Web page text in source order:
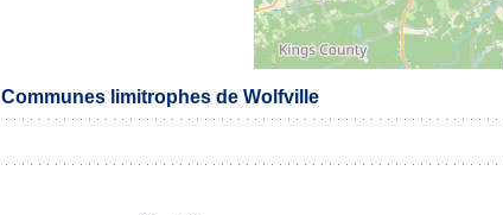
Communes limitrophes de Wolfville